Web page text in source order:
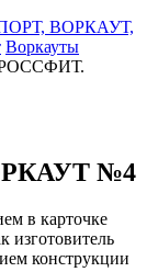
ВОРКАУТ,
Воркауты
№4
в карточке
изготовитель
конструкции